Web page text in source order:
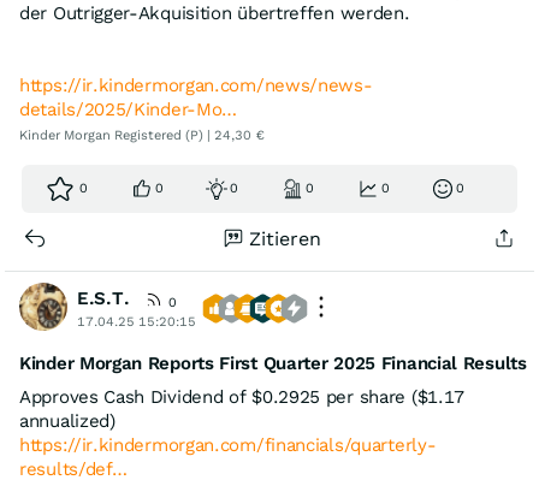
der Outrigger-Akquisition übertreffen werden.
https://ir.kindermorgan.com/news/news-
details/2025/Kinder-Mo…
Kinder Morgan Registered (P) | 24,30 €
0 0 0 0 0 0
Zitieren
E.S.T.
0
17.04.25 15:20:15
Kinder Morgan Reports First Quarter 2025 Financial Results
Approves Cash Dividend of $0.2925 per share ($1.17
annualized)
https://ir.kindermorgan.com/financials/quarterly-
results/def…